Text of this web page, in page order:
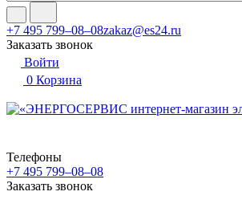
+7 495 799–08–08zakaz@es24.ru
Заказать звонок
Войти
0 Корзина
Телефоны
+7 495 799–08–08
Заказать звонок